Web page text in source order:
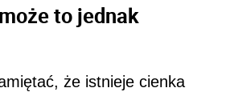
to jednak
że istnieje cienka